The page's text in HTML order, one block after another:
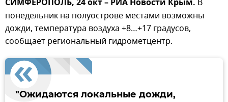
СИМФЕРОПОЛЬ, 24 окт – РИА Новости Крым.
понедельник на полуострове местами возможны
дожди, температура воздуха +8…+17 градусов,
сообщает региональный гидрометцентр.
"Ожидаются локальные дожди,